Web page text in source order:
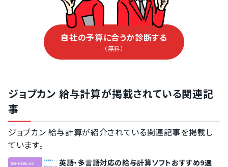
自社の予算に合うか診断する
（無料）
ジョブカン 給与計算が掲載されている関連記
事
ジョブカン 給与計算が紹介されている関連記事を掲載し
ています。
英語・多言語対応の給与計算ソフトおすすめ9選